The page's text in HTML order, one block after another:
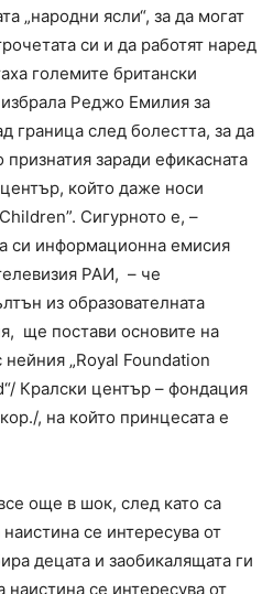
„народни ясли“, за да могат
си и да работят наред
големите британски
Реджо Емилия за
граница след болестта, за да
заради ефикасната
който даже носи
Сигурното е, –
си информационна емисия
РАИ, – че
из образователната
ще постави основите на
„Royal Foundation
Кралски център – фондация
, на който принцесата е
още в шок, след като са
се интересува от
децата и заобикалящата ги
се интересува от